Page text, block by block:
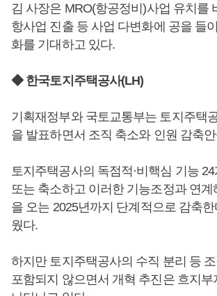
김 사장은 MRO(항공정비)사업 유치를
항사업 진출 등 사업 다변화에 공을 들
화를 기대하고 있다.
◆ 한국토지주택공사(LH)
기획재정부와 국토교통부는 토지주택
을 발표하면서 조직 축소와 인원 감축
토지주택공사의 독점적·비핵심 기능
또는 축소하고 이러한 기능조정과 연계
을 오는 2025년까지 단계적으로 감축한
웠다.
하지만 토지주택공사의 수직 분리 등
포함되지 않으면서 개혁 추진은 흐지